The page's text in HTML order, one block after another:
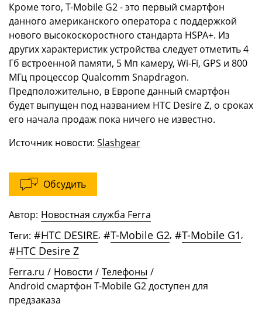
Кроме того, T-Mobile G2 - это первый смартфон
данного американского оператора с поддержкой
нового высокоскоростного стандарта HSPA+. Из
других характеристик устройства следует отметить 4
Гб встроенной памяти, 5 Мп камеру, Wi-Fi, GPS и 800
МГц процессор Qualcomm Snapdragon.
Предположительно, в Европе данный смартфон
будет выпущен под названием HTC Desire Z, о сроках
его начала продаж пока ничего не известно.
Источник новости: Slashgear
Обсудить
Автор: Новостная служба Ferra
Теги: #HTC DESIRE, #T-Mobile G2, #T-Mobile G1,
#HTC Desire Z
Ferra.ru / Новости / Телефоны /
Android смартфон T-Mobile G2 доступен для
предзаказа